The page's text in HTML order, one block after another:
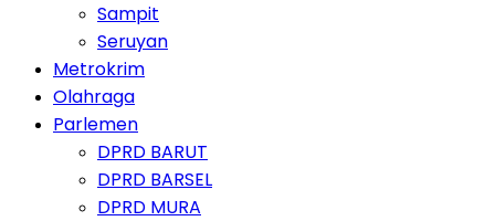
Sampit
Seruyan
Metrokrim
Olahraga
Parlemen
DPRD BARUT
DPRD BARSEL
DPRD MURA